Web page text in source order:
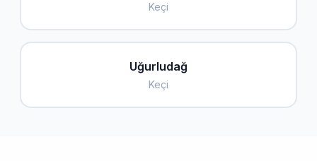
Keçi
Uğurludağ
Keçi